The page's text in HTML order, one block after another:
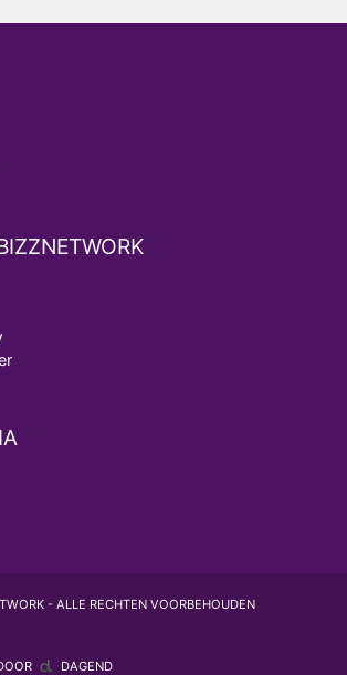
- ALLE RECHTEN VOORBEHOUDEN
DAGEND